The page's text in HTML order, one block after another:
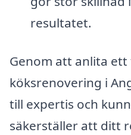
resultatet.
Genom att anlita
köksrenovering i
till expertis och
säkerställer att ditt